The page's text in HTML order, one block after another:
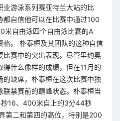
业游泳系列赛亚特兰大站的比
都自信他可以在比赛中通过100
自由泳四个自由泳比赛的A
格。 朴泰桓及其团队的这种自信
比赛中的突出表现。尽管里约奥
什么像样的成绩，但在11月的
的缺席，朴泰桓在这次比赛中独
禁赛前的巅峰状态。朴泰桓当
16、400米自上的3分44秒
第二和第四的高位，特别是200